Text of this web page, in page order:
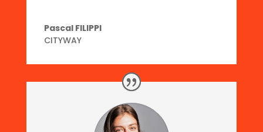
Pascal FILIPPI
CITYWAY